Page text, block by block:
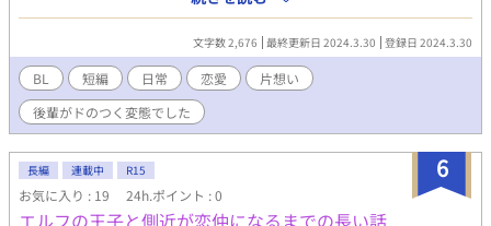
ときから陸上を続けており、お正月の箱根駅伝に出るのが小さい
ころからの目標。趣味は陸上や健康関連の動画を見ること。 湊 灯
（ミナト アカル）：鯵刺と同じ高校の2年生で、春から3年生。髪
の毛はブリュネット（栗毛色、地毛）で、瞳の色はアンバー（赤
っぽい濃い茶色）。外見に華あり、性癖に難ありの残念な青年。
高校のときアジさんと同じ陸上部だった。できることなら四六時
中アジさんとくっついていたい引っ付き虫。 【あらすじ】 制服の
第二ボタンをめぐるやりとりから始まる、二人の高校生の友情と
恋の物語。鯵刺逸渡（アジサシ ハヤト）と後輩の湊灯（ミナト ア
カル）は陸上をきっかけに出会い、次第に心を通わせていく。し
かし、卒業を控えたアジさんは、自分の気持ちを伝えることをた
文字数 2,676 最終更新日 2024.3.30 登録日 2024.3.30
BL 短編 日常 恋愛
片想い
後輩がドのつく変態でした
6
長編 連載中 R15
お気に入り : 19 24h.ポイント : 0
エルフの王子と側近が恋仲になるまでの長い話